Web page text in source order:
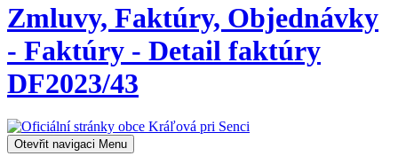
Zmluvy, Faktúry, Objednávky
- Faktúry - Detail faktúry
DF2023/43
Otevřit navigaci Menu